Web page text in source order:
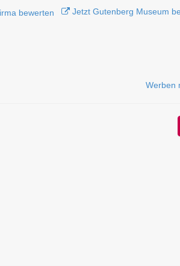
Jetzt Gutenberg Museum
Werben